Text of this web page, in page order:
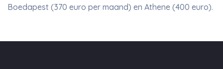
Boedapest (370 euro per maand) en Athene (400 euro).